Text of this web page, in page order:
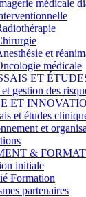
médicale
et
médicale
ET
gestion des
ET
et études
et
&
initiale
Formation
partenaires